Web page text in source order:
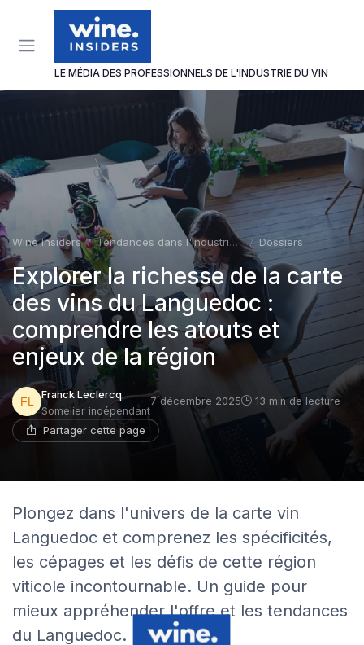
LE MÉDIA DES PROFESSIONNELS DE L'INDUSTRIE DU VIN
Wine Insiders Tendances dans l'industrie du vin Dossiers
Explorer la richesse de la carte
des vins du Languedoc :
comprendre les atouts et
enjeux de la région
Franck Leclercq
Somelier indépendant
7 décembre 2025 13 min de lecture
Partager cette page
Plongez dans l'univers de la carte vin
Languedoc et comprenez les spécificités,
les cépages et les défis de cette région
viticole incontournable. Un guide pour
mieux appréhender l'offre et les tendances
du Languedoc.
Panneau de gestion des cookies